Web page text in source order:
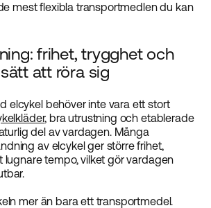
mest flexibla transportmedlen du kan
frihet, trygghet och
att röra sig
elcykel behöver inte vara ett stort
, bra utrustning och etablerade
del av vardagen. Många
av elcykel ger större frihet,
lugnare tempo, vilket gör vardagen
mer än bara ett transportmedel.